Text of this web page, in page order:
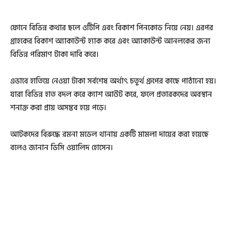
ফোনে বিভিন্ন কথার ছলে ওটিপি এবং বিকাশ পিনকোড নিয়ে নেয়। এরপর
গ্রাহকের বিকাশ অ্যাকাউন্ট হ্যাক করে এবং অ্যাকাউন্ট আনলকের জন্য
বিভিন্ন পরিমাণ টাকা দাবি করে।
এভাবে হাতিয়ে নেওয়া টাকা সর্বশেষ অর্থাৎ চতুর্থ গ্রুপের কাছে পাঠানো হয়।
যারা বিভিন্ন হাত বদল করে ক্যাশ আউট করে, ফলে প্রতারকদের অবস্থান
শনাক্ত করা প্রায় অসম্ভব হয়ে পড়ে।
আটকদের বিরুদ্ধে রমনা মডেল থানায় একটি মামলা দায়ের করা হয়েছে
বলেও জানান ডিসি ওয়ালিদ হোসেন।